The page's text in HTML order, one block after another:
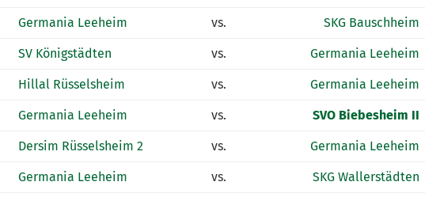
Germania Leeheim vs. SKG Bauschheim
SV Königstädten vs. Germania Leeheim
Hillal Rüsselsheim vs. Germania Leeheim
Germania Leeheim vs. SVO Biebesheim II
Dersim Rüsselsheim 2 vs. Germania Leeheim
Germania Leeheim vs. SKG Wallerstädten